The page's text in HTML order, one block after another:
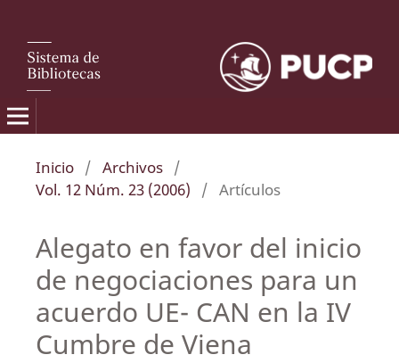
Inicio / Archivos /
Vol. 12 Núm. 23 (2006)
/ Artículos
Alegato en favor del inicio
de negociaciones para un
acuerdo UE- CAN en la IV
Cumbre de Viena